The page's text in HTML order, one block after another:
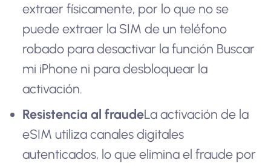
extraer físicamente, por lo que no se
puede extraer la SIM de un teléfono
robado para desactivar la función Buscar
mi iPhone ni para desbloquear la
activación.
Resistencia al fraudeLa activación de la
eSIM utiliza canales digitales
autenticados, lo que elimina el fraude por